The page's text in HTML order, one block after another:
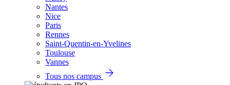
Nantes
Nice
Paris
Rennes
Saint-Quentin-en-Yvelines
Toulouse
Vannes
Tous nos campus